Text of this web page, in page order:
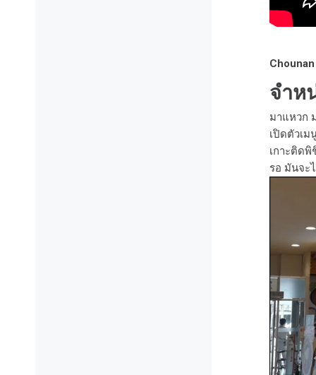
จำห
มาแหวก
เปิดตัวเ
เกาะติดพิ
รอ มันจะ